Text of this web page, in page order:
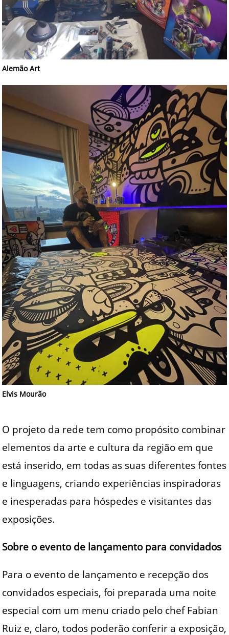
Alemão Art
Elvis Mourão
O projeto da rede tem como propósito combinar
elementos da arte e cultura da região em que
está inserido, em todas as suas diferentes fontes
e linguagens, criando experiências inspiradoras
e inesperadas para hóspedes e visitantes das
exposições.
Sobre o evento de lançamento para convidados
Para o evento de lançamento e recepção dos
convidados especiais, foi preparada uma noite
especial com um menu criado pelo chef Fabian
Ruiz e, claro, todos poderão conferir a exposição,